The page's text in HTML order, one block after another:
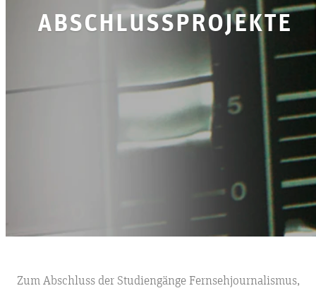
abschlussprojekte
Zum Abschluss der Studiengänge Fernsehjournalismus,